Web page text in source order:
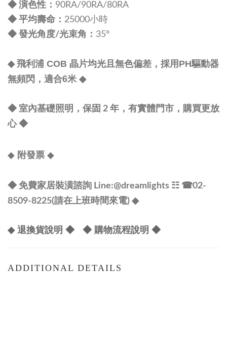
◆ 演色性 ： 90RA/90RA/80RA
◆ 平均壽命 ： 25000小時
◆ 發光角度/光束角 ： 35°
◆ 飛利浦 COB 晶片均光且無色偏差，採用PH驅動器
無頻閃 ， 適合6米 ◆
◆ 室內基礎照明，保固 2 年，有實體門市，購買更放
心◆
◆ 附發票◆
◆ 免費家居裝潢諮詢 Line:@dreamlights ☷ ☎02-
8509-8225(請在上班時間來電) ◆
◆ 退換貨說明 ◆ ◆ 購物流程說明 ◆
ADDITIONAL DETAILS